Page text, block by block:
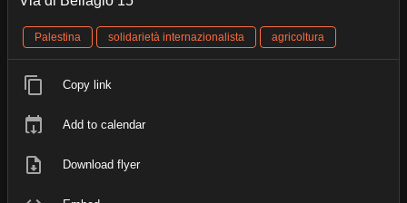
Palestina solidarietà internazionalista agricoltura
Copy link
Add to calendar
Download flyer